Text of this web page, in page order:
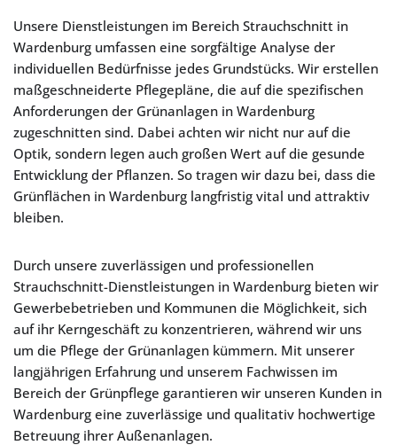
Unsere Dienstleistungen im Bereich Strauchschnitt in
Wardenburg umfassen eine sorgfältige Analyse der
individuellen Bedürfnisse jedes Grundstücks. Wir erstellen
maßgeschneiderte Pflegepläne, die auf die spezifischen
Anforderungen der Grünanlagen in Wardenburg
zugeschnitten sind. Dabei achten wir nicht nur auf die
Optik, sondern legen auch großen Wert auf die gesunde
Entwicklung der Pflanzen. So tragen wir dazu bei, dass die
Grünflächen in Wardenburg langfristig vital und attraktiv
bleiben.
Durch unsere zuverlässigen und professionellen
Strauchschnitt-Dienstleistungen in Wardenburg bieten wir
Gewerbebetrieben und Kommunen die Möglichkeit, sich
auf ihr Kerngeschäft zu konzentrieren, während wir uns
um die Pflege der Grünanlagen kümmern. Mit unserer
langjährigen Erfahrung und unserem Fachwissen im
Bereich der Grünpflege garantieren wir unseren Kunden in
Wardenburg eine zuverlässige und qualitativ hochwertige
Betreuung ihrer Außenanlagen.